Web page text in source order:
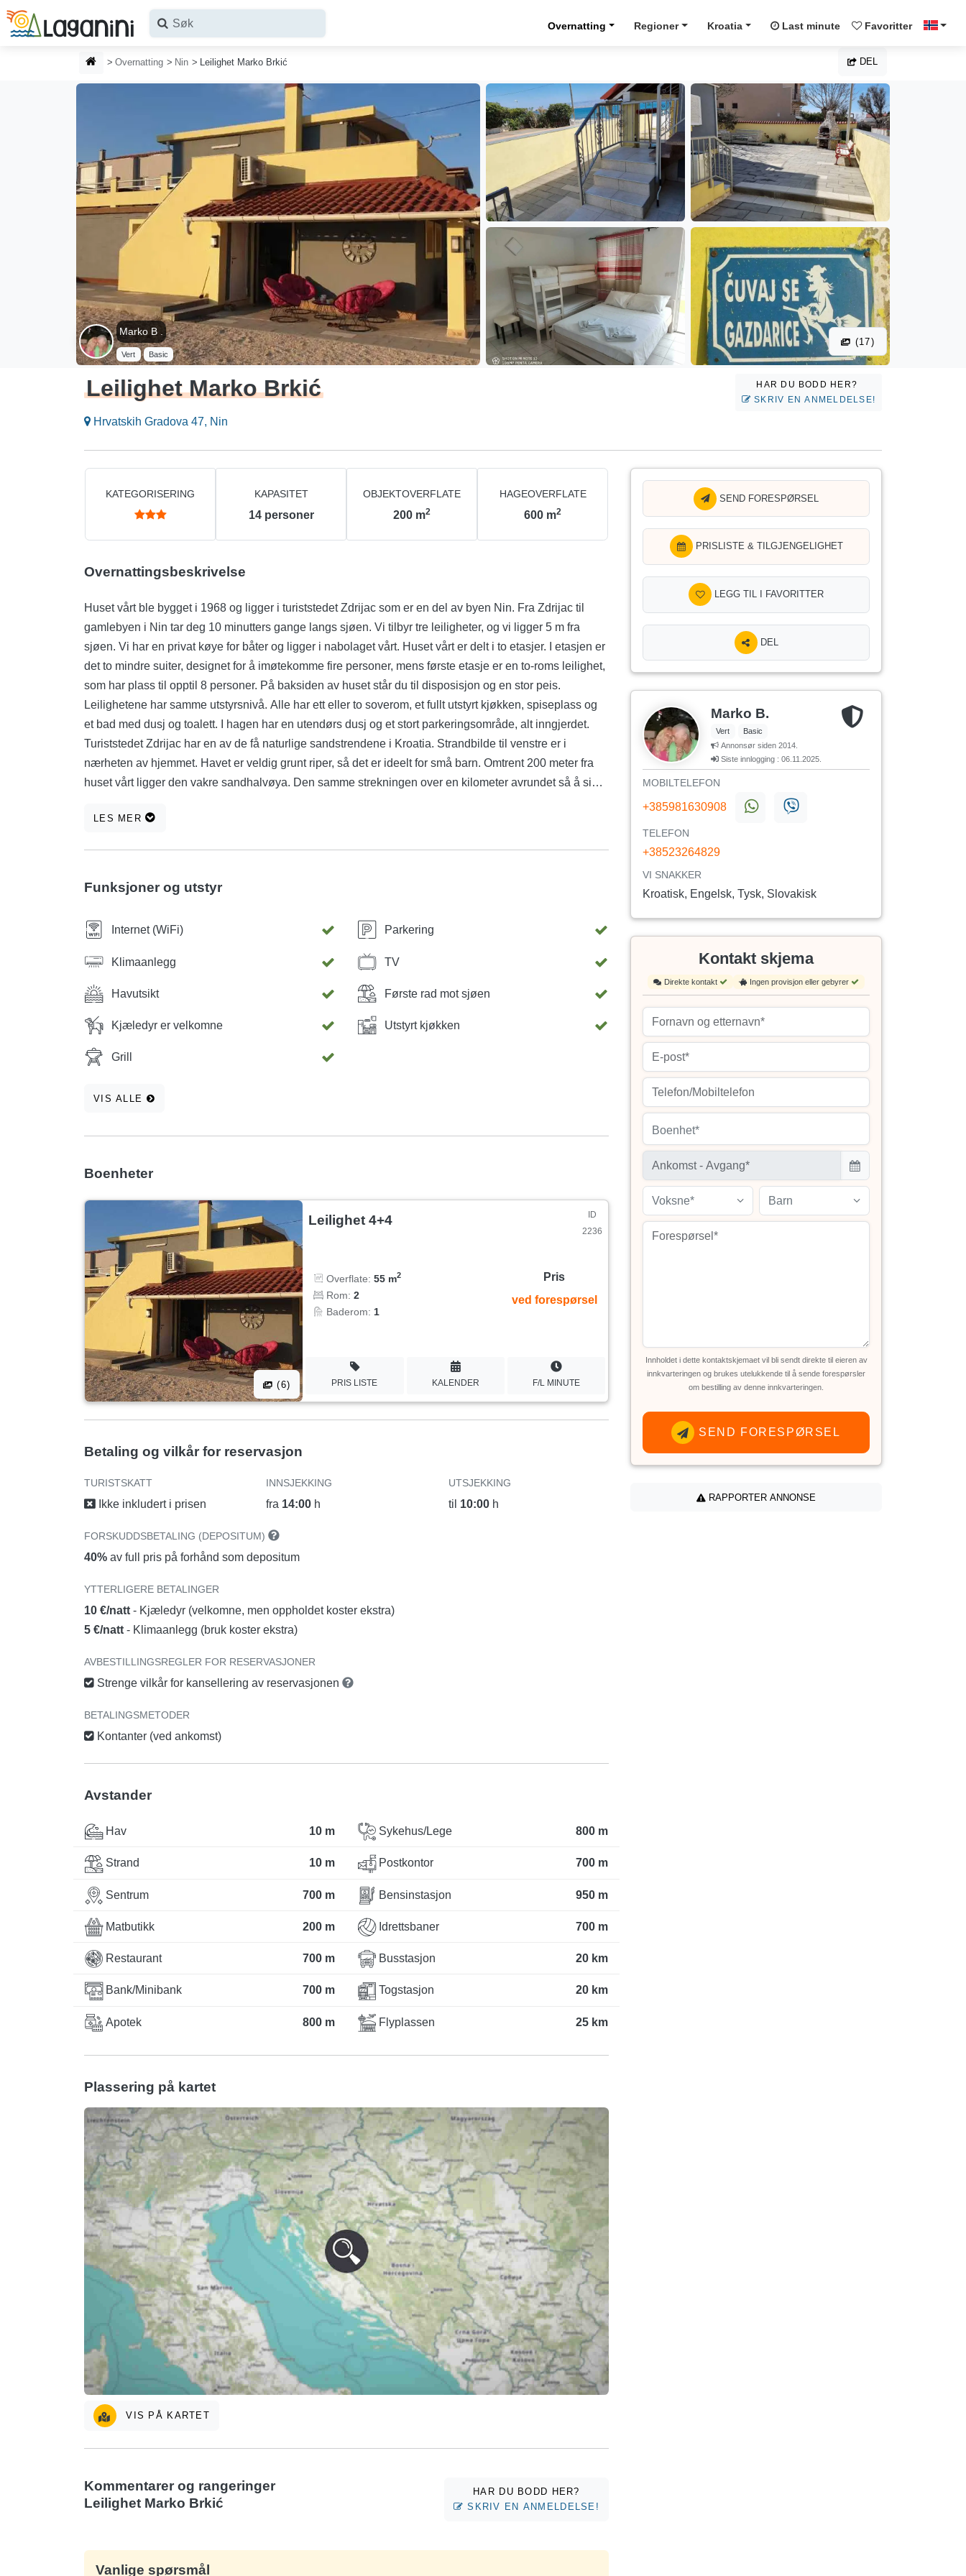
Hopp til hovedinnhold
Overnatting Regioner Kroatia Last minute Favoritter
HJEMMESIDE
Overnatting Nin Leilighet Marko Brkić DEL
Marko B .
Vert Basic
(17)
Leilighet Marko Brkić
Hrvatskih Gradova 47, Nin
HAR DU BODD HER?
SKRIV EN ANMELDELSE!
KATEGORISERING KAPASITET
14 personer
OBJEKTOVERFLATE
200 m2
HAGEOVERFLATE
600 m2
Overnattingsbeskrivelse
Huset vårt ble bygget i 1968 og ligger i turiststedet Zdrijac som er en del av byen Nin. Fra Zdrijac til
gamlebyen i Nin tar deg 10 minutters gange langs sjøen. Vi tilbyr tre leiligheter, og vi ligger 5 m fra
sjøen. Vi har en privat køye for båter og ligger i nabolaget vårt. Huset vårt er delt i to etasjer. I etasjen er
det to mindre suiter, designet for å imøtekomme fire personer, mens første etasje er en to-roms leilighet,
som har plass til opptil 8 personer. På baksiden av huset står du til disposisjon og en stor peis.
Leilighetene har samme utstyrsnivå. Alle har ett eller to soverom, et fullt utstyrt kjøkken, spiseplass og
et bad med dusj og toalett. I hagen har en utendørs dusj og et stort parkeringsområde, alt inngjerdet.
Turiststedet Zdrijac har en av de få naturlige sandstrendene i Kroatia. Strandbilde til venstre er i
nærheten av hjemmet. Havet er veldig grunt riper, så det er ideelt for små barn. Omtrent 200 meter fra
huset vårt ligger den vakre sandhalvøya. Den samme strekningen over en kilometer avrundet så å si
De er spesielt kjent dets fordeler og hjelp i behandlingen av revmatiske problemer. Stranden i Zdrijac,
LES MER
Funksjoner og utstyr
Internet (WiFi) Parkering
Klimaanlegg TV
Havutsikt Første rad mot sjøen
Kjæledyr er velkomne Utstyrt kjøkken
Grill
VIS ALLE
Boenheter
(6)
Leilighet 4+4
ID
2236
Overflate:55 m2
Rom:2
Baderom: 1
Pris
ved forespørsel
PRIS LISTE KALENDER F/L MINUTE
Betaling og vilkår for reservasjon
TURISTSKATT
Ikke inkludert i prisen
INNSJEKKING
fra 14:00 h
UTSJEKKING
til 10:00h
FORSKUDDSBETALING (DEPOSITUM)
40% av full pris på forhånd som depositum
YTTERLIGERE BETALINGER
10 €/natt - Kjæledyr (velkomne, men oppholdet koster ekstra)
5 €/natt - Klimaanlegg (bruk koster ekstra)
AVBESTILLINGSREGLER FOR RESERVASJONER
Strenge vilkår for kansellering av reservasjonen
BETALINGSMETODER
Kontanter (ved ankomst)
Avstander
Hav 10 m
Strand 10 m
Sentrum 700 m
Matbutikk 200 m
Restaurant 700 m
Bank/Minibank 700 m
Apotek 800 m
Sykehus/Lege 800 m
Postkontor 700 m
Bensinstasjon 950 m
Idrettsbaner 700 m
Busstasjon 20 km
Togstasjon 20 km
Flyplassen 25 km
Plassering på kartet
VIS PÅ KARTET
Kommentarer og rangeringer
Leilighet Marko Brkić
HAR DU BODD HER?
SKRIV EN ANMELDELSE!
Vanlige spørsmål
SEND FORESPØRSEL
PRISLISTE & TILGJENGELIGHET
LEGG TIL I FAVORITTER
DEL
Marko B.
Vert
Basic
Annonsør siden 2014.
Siste innlogging : 06.11.2025.
MOBILTELEFON
+385981630908
TELEFON
+38523264829
VI SNAKKER
Kroatisk, Engelsk, Tysk, Slovakisk
Kontakt skjema
Direkte kontakt Ingen provisjon eller gebyrer
Boenhet*
Voksne* Barn
Innholdet i dette kontaktskjemaet vil bli sendt direkte til eieren av
innkvarteringen og brukes utelukkende til å sende forespørsler
om bestilling av denne innkvarteringen.
SEND FORESPØRSEL
RAPPORTER ANNONSE